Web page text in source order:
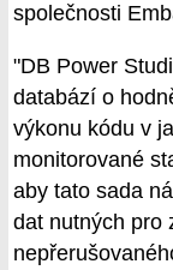
společnosti
"DB Power
databází o
výkonu kódu v
monitorované
aby tato sada
dat nutných pro